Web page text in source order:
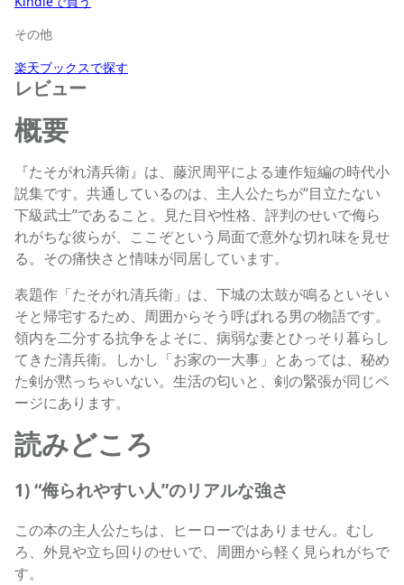
その他
楽天ブックスで探す
レビュー
概要
『たそがれ清兵衛』は、藤沢周平による連作短編の時代小
説集です。共通しているのは、主人公たちが“目立たない
下級武士”であること。見た目や性格、評判のせいで侮ら
れがちな彼らが、ここぞという局面で意外な切れ味を見せ
る。その痛快さと情味が同居しています。
表題作「たそがれ清兵衛」は、下城の太鼓が鳴るといそい
そと帰宅するため、周囲からそう呼ばれる男の物語です。
領内を二分する抗争をよそに、病弱な妻とひっそり暮らし
てきた清兵衛。しかし「お家の一大事」とあっては、秘め
た剣が黙っちゃいない。生活の匂いと、剣の緊張が同じペ
ージにあります。
読みどころ
1) “侮られやすい人”のリアルな強さ
この本の主人公たちは、ヒーローではありません。むし
ろ、外見や立ち回りのせいで、周囲から軽く見られがちで
す。